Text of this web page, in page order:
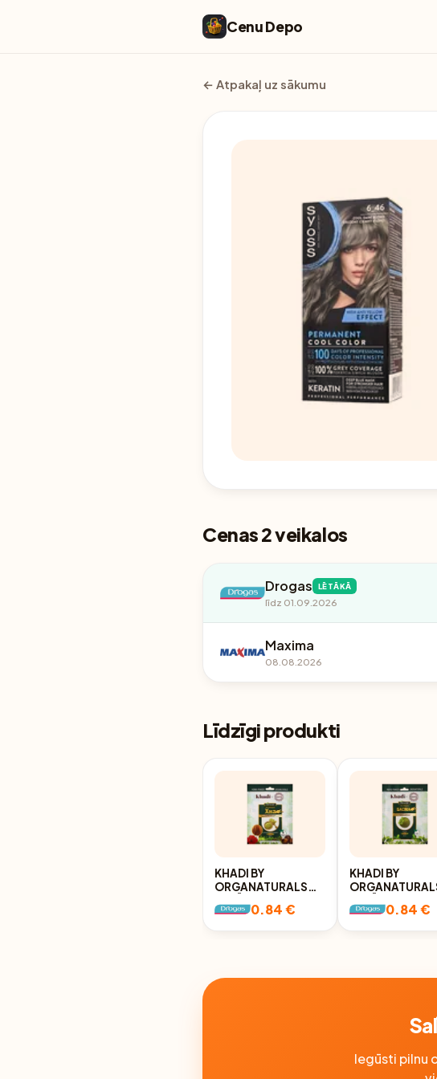
Cenu Depo
← Atpakaļ uz sākumu
Cenas 2 veikalos
Drogas LĒTĀKĀ
līdz 01.09.2026
Maxima
08.08.2026
Līdzīgi produkti
KHADI BY
ORGANATURALS
HENNA MATU
0.84 €
KHADI BY
BASMA MATU
0.84 €
Iegūsti pilnu